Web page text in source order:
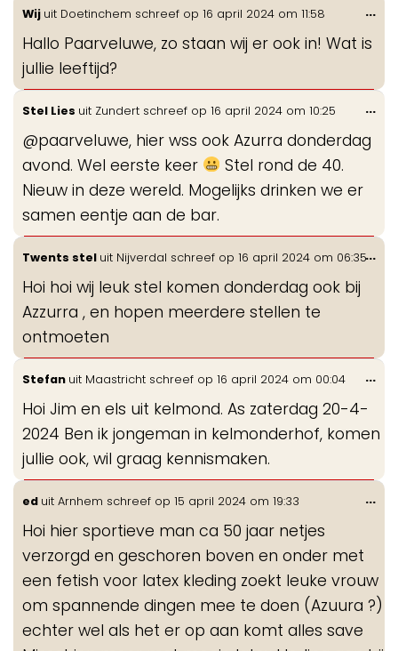
Wij uit Doetinchem schreef op 16 april 2024 om 11:58
Hallo Paarveluwe, zo staan wij er ook in! Wat is
jullie leeftijd?
...
Stel Lies uit Zundert schreef op 16 april 2024 om 10:25
@paarveluwe, hier wss ook Azurra donderdag
avond. Wel eerste keer
Stel rond de 40.
Nieuw in deze wereld. Mogelijks drinken we er
samen eentje aan de bar.
...
Twents stel uit Nijverdal schreef op 16 april 2024 om 06:35
Hoi hoi wij leuk stel komen donderdag ook bij
Azzurra , en hopen meerdere stellen te
ontmoeten
...
Stefan uit Maastricht schreef op 16 april 2024 om 00:04
Hoi Jim en els uit kelmond. As zaterdag 20-4-
2024 Ben ik jongeman in kelmonderhof, komen
jullie ook, wil graag kennismaken.
...
ed uit Arnhem schreef op 15 april 2024 om 19:33
Hoi hier sportieve man ca 50 jaar netjes
verzorgd en geschoren boven en onder met
een fetish voor latex kleding zoekt leuke vrouw
om spannende dingen mee te doen (Azuura ?)
echter wel als het er op aan komt alles save
...